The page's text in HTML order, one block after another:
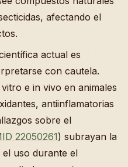
afectando el
actual es
con cautela.
e in vivo en animales
antiinflamatorias
sobre el
22050261) subrayan la
el uso durante el